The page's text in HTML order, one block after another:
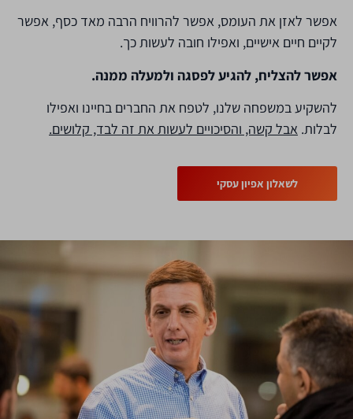
אפשר לאזן את העומס, אפשר להרוויח הרבה מאד כסף, אפשר
לקיים חיים אישיים, ואפילו חובה לעשות כך.
אפשר להצליח, להגיע לפסגה ולמעלה ממנה.
להשקיע במשפחה שלנו, לטפח את החברים בחיינו ואפילו
לבלות. אבל קשה, והסיכויים לעשות את זה לבד, קלושים.
לשאלון אפיון עסקי